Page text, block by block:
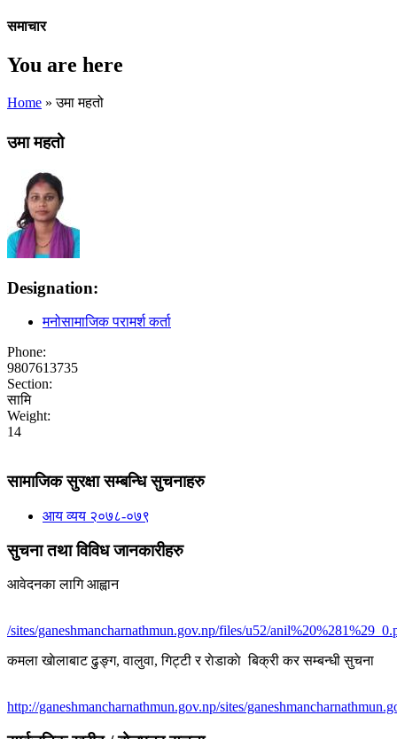
समाचार
You are here
Home » उमा महतो
उमा महतो
Designation:
मनोसामाजिक परामर्श कर्ता
Phone:
9807613735
Section:
सामि
Weight:
14
सामाजिक सुरक्षा सम्बन्धि सुचनाहरु
आय व्यय २०७८-०७९
सुचना तथा विविध जानकारीहरु
आवेदनका लागि आह्वान
/sites/ganeshmancharnathmun.gov.np/files/u52/
कमला खाेलाबाट ढु‌ङ्ग, वालुवा, गिट्टी र राेडाकाे बिक्री कर सम्बन्धी सुचना
http://ganeshmancharnathmun.gov.np/sites/